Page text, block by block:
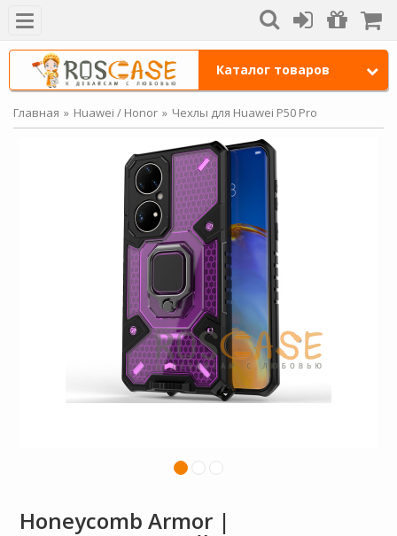
Каталог товаров
Главная Huawei / Honor Чехлы для Huawei P50 Pro
Honeycomb Armor |